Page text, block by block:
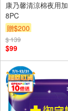
康乃馨清涼棉夜用
8PC
贈$200
$ 139
$99